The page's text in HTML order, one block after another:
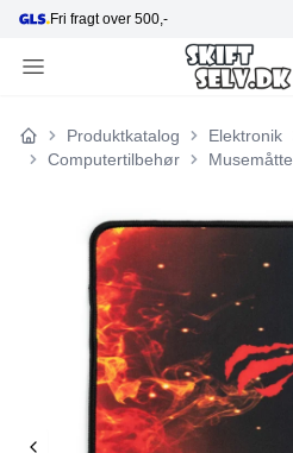
Fri fragt over 500,-
Forside
Produktkatalog Elektronik
Computertilbehør
Musemåtte